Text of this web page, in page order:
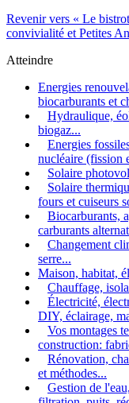
Revenir vers « Le
convivialité et Petites
Atteindre
Energies
biocarburants et
Hydraulique,
biogaz...
Energies
nucléaire (fission
Solaire
Solaire
fours et cuiseurs
Biocarburants,
carburants
Changement
serre...
Maison, habitat,
Chauffage,
Électricité,
DIY, éclairage,
Vos montages
construction:
Rénovation,
et méthodes...
Gestion de